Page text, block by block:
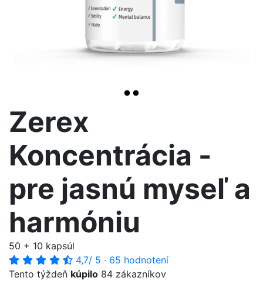
Zerex
Koncentrácia -
pre jasnú myseľ a
harmóniu
50 + 10 kapsúl
4,7/ 5 · 65 hodnotení
Tento týždeň kúpilo 84 zákazníkov